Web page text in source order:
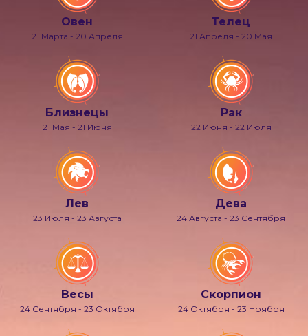
Овен
21 Марта - 20 Апреля
Телец
21 Апреля - 20 Мая
Близнецы
21 Мая - 21 Июня
Рак
22 Июня - 22 Июля
Лев
23 Июля - 23 Августа
Дева
24 Августа - 23 Сентября
Весы
24 Сентября - 23 Октября
Скорпион
24 Октября - 23 Ноября